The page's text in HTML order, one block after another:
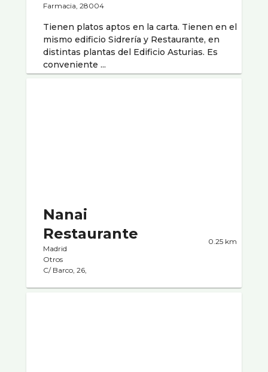
Farmacia, 28004
Tienen platos aptos en la carta. Tienen en el
mismo edificio Sidrerí­a y Restaurante, en
distintas plantas del Edificio Asturias. Es
conveniente ...
Nanai
Restaurante
Madrid
Otros
C/ Barco, 26,
0.25 km